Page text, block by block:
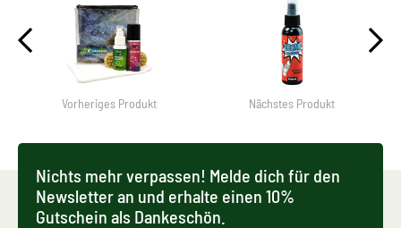
Vorheriges Produkt Nächstes Produkt
Nichts mehr verpassen! Melde dich für den
Newsletter an und erhalte einen 10%
Gutschein als Dankeschön.